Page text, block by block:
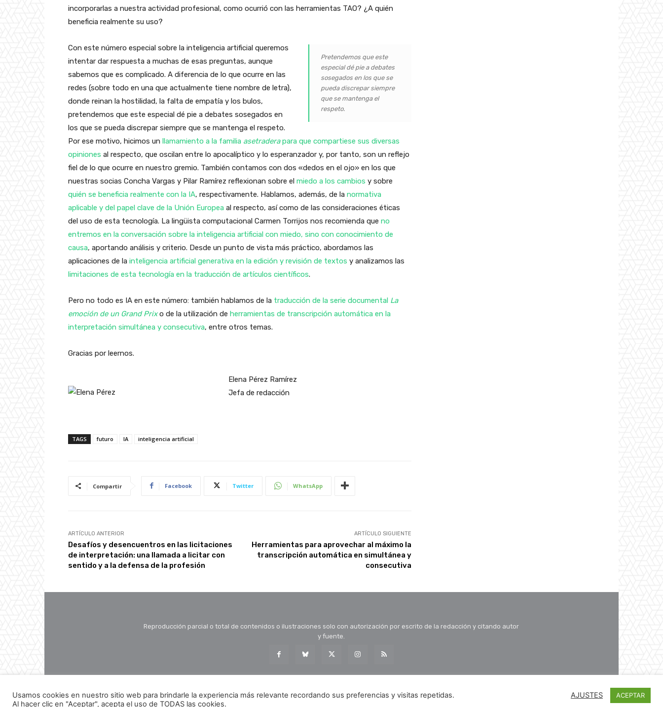
incorporarlas a nuestra actividad profesional, como ocurrió con las herramientas TAO? ¿A quién
beneficia realmente su uso?
Pretendemos que este
especial dé pie a debates
sosegados en los que se
pueda discrepar siempre
que se mantenga el
respeto.
Con este número especial sobre la inteligencia artificial queremos
intentar dar respuesta a muchas de esas preguntas, aunque
sabemos que es complicado. A diferencia de lo que ocurre en las
redes (sobre todo en una que actualmente tiene nombre de letra),
donde reinan la hostilidad, la falta de empatía y los bulos,
pretendemos que este especial dé pie a debates sosegados en
los que se pueda discrepar siempre que se mantenga el respeto.
Por ese motivo, hicimos un llamamiento a la familia asetraderapara que compartiese sus diversas
opiniones al respecto, que oscilan entre lo apocalíptico y lo esperanzador y, por tanto, son un reflejo
fiel de lo que ocurre en nuestro gremio. También contamos con dos «dedos en el ojo» en los que
nuestras socias Concha Vargas y Pilar Ramírez reflexionan sobre el miedo a los cambios y sobre
quién se beneficia realmente con la IA, respectivamente. Hablamos, además, de la normativa
aplicable y del papel clave de la Unión Europea al respecto, así como de las consideraciones éticas
del uso de esta tecnología. La lingüista computacional Carmen Torrijos nos recomienda que no
entremos en la conversación sobre la inteligencia artificial con miedo, sino con conocimiento de
causa, aportando análisis y criterio. Desde un punto de vista más práctico, abordamos las
aplicaciones de la inteligencia artificial generativa en la edición y revisión de textos y analizamos las
limitaciones de esta tecnología en la traducción de artículos científicos.
Pero no todo es IA en este número: también hablamos de la traducción de la serie documental La
emoción de un Grand Prixo de la utilización de herramientas de transcripción automática en la
interpretación simultánea y consecutiva, entre otros temas.
Gracias por leernos.
Elena Pérez Ramírez
Jefa de redacción
TAGS futuro IA inteligencia artificial
Compartir Facebook Twitter WhatsApp
ARTÍCULO ANTERIOR
Desafíos y desencuentros en las licitaciones
de interpretación: una llamada a licitar con
sentido y a la defensa de la profesión
ARTÍCULO SIGUIENTE
Herramientas para aprovechar al máximo la
transcripción automática en simultánea y
consecutiva
Reproducción parcial o total de contenidos o ilustraciones solo con autorización por escrito de la redacción y citando autor
y fuente.
Usamos cookies en nuestro sitio web para brindarle la experiencia más relevante recordando sus preferencias y visitas repetidas.
Al hacer clic en "Aceptar", acepta el uso de TODAS las cookies.
AJUSTES ACEPTAR